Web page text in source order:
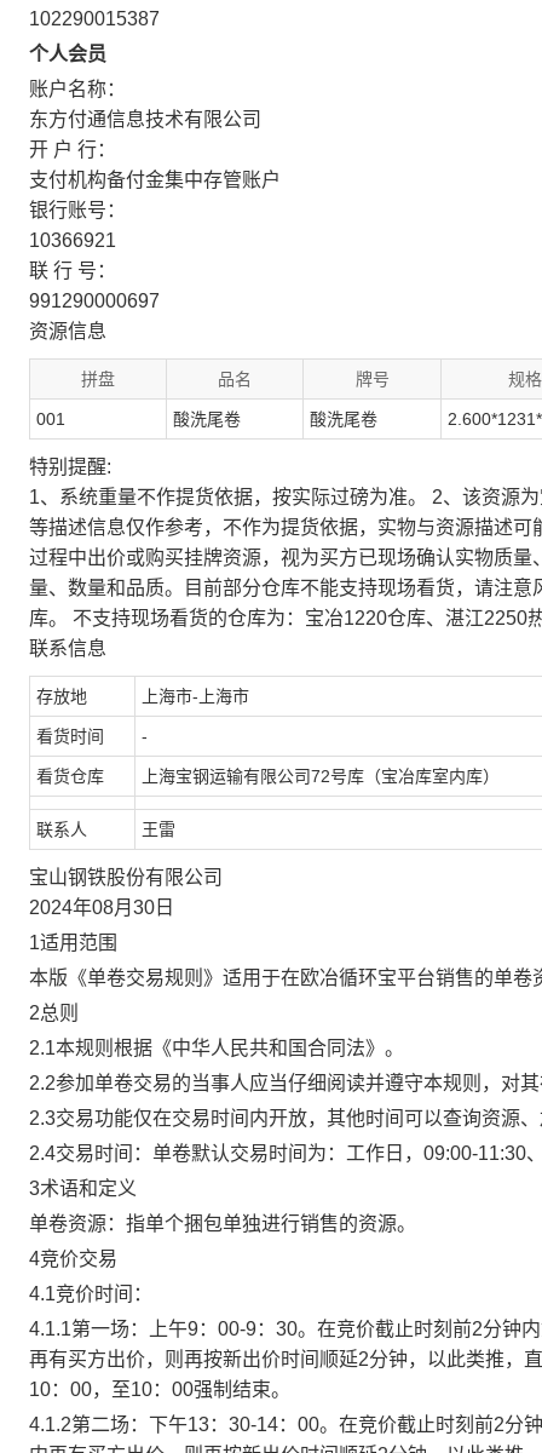
102290015387
个人会员
账户名称：
东方付通信息技术有限公司
开 户 行：
支付机构备付金集中存管账户
银行账号：
10366921
联 行 号：
991290000697
资源信息
拼盘 品名 牌号 规格
001 酸洗尾卷 酸洗尾卷
特别提醒:
1、系统重量不作提货依据，按实际过磅为准。 2、该资源
等描述信息仅作参考，不作为提货依据，实物与资源描述
过程中出价或购买挂牌资源，视为买方已现场确认实物质
量、数量和品质。目前部分仓库不能支持现场看货，请注
库。 不支持现场看货的仓库为：宝冶1220仓库、湛江2250
联系信息
存放地 上海市-上海市
看货时间 -
看货仓库 上海宝钢运输有限公司72号库（宝冶库室内库）
联系人 王雷
宝山钢铁股份有限公司
2024年08月30日
1适用范围
本版《单卷交易规则》适用于在欧冶循环宝平台销售的单卷
2总则
2.1本规则根据《中华人民共和国合同法》。
2.2参加单卷交易的当事人应当仔细阅读并遵守本规则，对
2.3交易功能仅在交易时间内开放，其他时间可以查询资源
2.4交易时间：单卷默认交易时间为：工作日，09:00-11:30
3术语和定义
单卷资源：指单个捆包单独进行销售的资源。
4竞价交易
4.1竞价时间：
4.1.1第一场：上午9：00-9：30。在竞价截止时刻前2分钟
再有买方出价，则再按新出价时间顺延2分钟，以此类推，
10：00，至10：00强制结束。
4.1.2第二场：下午13：30-14：00。在竞价截止时刻前2分